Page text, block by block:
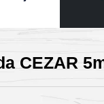
CEZAR